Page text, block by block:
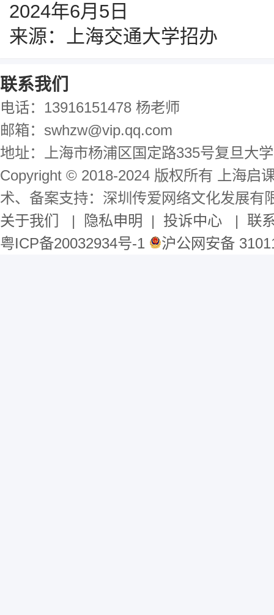
2024年6月5日
来源：上海交通大学招办
联系我们
电话：13916151478 杨老师
邮箱：swhzw@vip.qq.com
地址：上海市杨浦区国定路335号复旦大
Copyright © 2018-2024 版权所有 上海启
术、备案支持：深圳传爱网络文化发展有
关于我们
| 隐私申明 | 投诉中心 | 联
粤ICP备20032934号-1
沪公网安备